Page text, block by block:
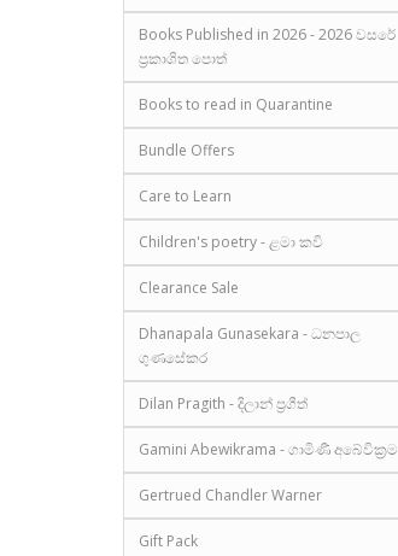
Books Published in 2026 - 2026 වසරේ
ප්‍රකාශිත පොත්
Books to read in Quarantine
Bundle Offers
Care to Learn
Children's poetry - ළමා කවි
Clearance Sale
Dhanapala Gunasekara - ධනපාල
ගුණසේකර
Dilan Pragith - දිලාන් ප්‍රගීත්
Gamini Abewikrama - ගාමිණී අබේවික්‍රම
Gertrued Chandler Warner
Gift Pack